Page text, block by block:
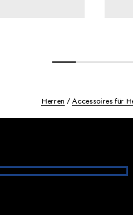
Herren Accessoires für